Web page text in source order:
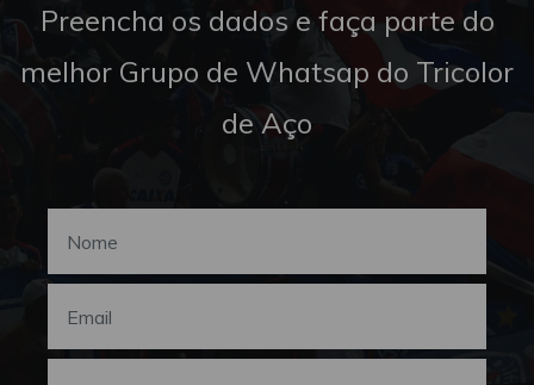
Preencha os dados e faça parte do
melhor Grupo de Whatsap do Tricolor
de Aço